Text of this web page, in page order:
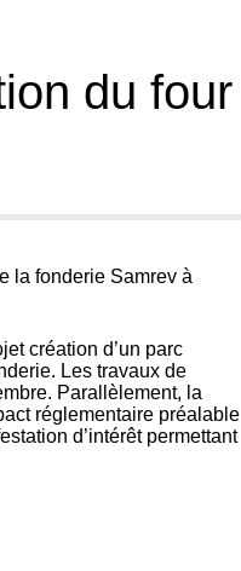
du four
la fonderie Samrev à
création d’un parc
Les travaux de
Parallèlement, la
réglementaire préalable
d’intérêt permettant